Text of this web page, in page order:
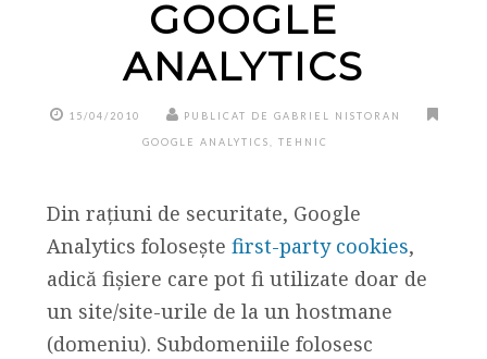
GOOGLE
ANALYTICS
15/04/2010 PUBLICAT DE GABRIEL NISTORAN
GOOGLE ANALYTICS TEHNIC
Din rațiuni de securitate, Google
Analytics folosește first-party cookies,
adică fișiere care pot fi utilizate doar de
un site/site-urile de la un hostmane
(domeniu). Subdomeniile folosesc